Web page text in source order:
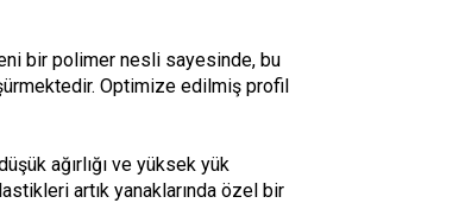
bir polimer nesli sayesinde, bu
Optimize edilmiş profil
ağırlığı ve yüksek yük
artık yanaklarında özel bir